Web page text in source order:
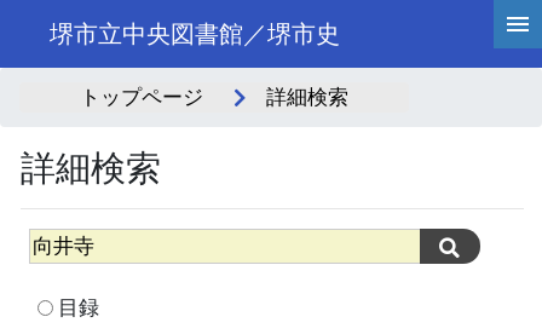
堺市立中央図書館／堺市史
トップページ 詳細検索
詳細検索
目録